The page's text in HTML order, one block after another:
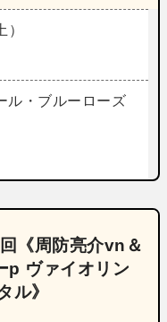
ル・ブルーローズ
《周防亮介vn＆
p ヴァイオリン
ル》